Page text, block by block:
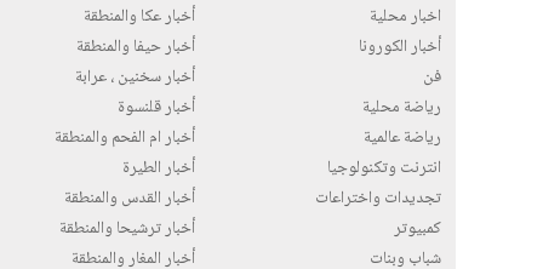
اخبار محلية
أخبار الكورونا
فن
رياضة محلية
رياضة عالمية
انترنت وتكنولوجيا
تجديدات واختراعات
كمبيوتر
شباب وبنات
أخبار عكا والمنطقة
أخبار حيفا والمنطقة
أخبار سخنين ، عرابة
أخبار قلنسوة
أخبار ام الفحم والمنطقة
أخبار الطيرة
أخبار القدس والمنطقة
أخبار ترشيحا والمنطقة
أخبار المغار والمنطقة